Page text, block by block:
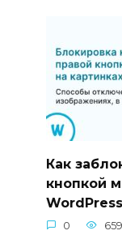
Как
кнопкой
WordPress
0 659